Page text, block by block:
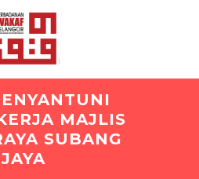
MAJLIS
SUBANG
JAYA